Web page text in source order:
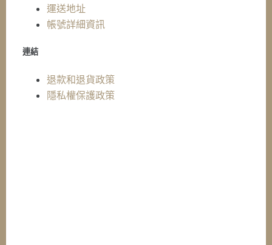
運送地址
帳號詳細資訊
連結
退款和退貨政策
隱私權保護政策